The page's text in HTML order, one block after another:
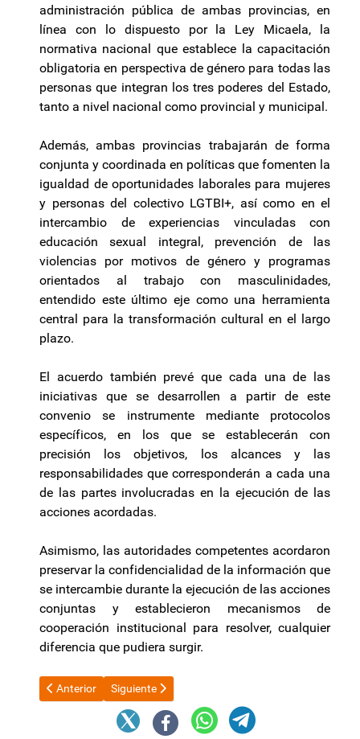
administración pública de ambas provincias, en
línea con lo dispuesto por la Ley Micaela, la
normativa nacional que establece la capacitación
obligatoria en perspectiva de género para todas las
personas que integran los tres poderes del Estado,
tanto a nivel nacional como provincial y municipal.
Además, ambas provincias trabajarán de forma
conjunta y coordinada en políticas que fomenten la
igualdad de oportunidades laborales para mujeres
y personas del colectivo LGTBI+, así como en el
intercambio de experiencias vinculadas con
educación sexual integral, prevención de las
violencias por motivos de género y programas
orientados al trabajo con masculinidades,
entendido este último eje como una herramienta
central para la transformación cultural en el largo
plazo.
El acuerdo también prevé que cada una de las
iniciativas que se desarrollen a partir de este
convenio se instrumente mediante protocolos
específicos, en los que se establecerán con
precisión los objetivos, los alcances y las
responsabilidades que corresponderán a cada una
de las partes involucradas en la ejecución de las
acciones acordadas.
Asimismo, las autoridades competentes acordaron
preservar la confidencialidad de la información que
se intercambie durante la ejecución de las acciones
conjuntas y establecieron mecanismos de
cooperación institucional para resolver, cualquier
diferencia que pudiera surgir.
Artículo anterior: La Libertad Avanza busca acuerdo para
Anterior Artículo siguiente: "Es un error político y judicial
Siguiente